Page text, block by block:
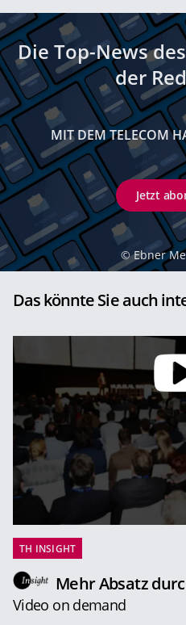
Die Top-News
der
MIT DEM TELECOM
Jetzt
© Ebner
Das könnte Sie auch
TH INSIGHT
Mehr Absatz
Video on demand